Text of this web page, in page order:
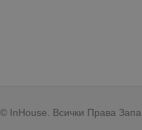
InHouse. Всички Права